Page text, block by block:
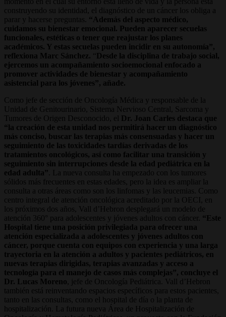
construyendo su identidad, el diagnóstico de un cáncer los obliga a
parar y hacerse preguntas. “Además del aspecto médico,
cuidamos su bienestar emocional. Pueden aparecer secuelas
funcionales, estéticas o tener que reajustar los planes
académicos. Y estas secuelas pueden incidir en su autonomía”,
reflexiona Marc Sánchez. “ Desde la disciplina de trabajo social,
ejercemos un acompañamiento socioemocional enfocado a
promover actividades de bienestar y acompañamiento
asistencial para los jóvenes”, añade.
Como jefe de sección de Oncología Médica y responsable de la
Unidad de Genitourinario, Sistema Nervioso Central, Sarcoma y
Tumores de Origen Desconocido, el
Dr. Joan Carles destaca que
“la creación de esta unidad nos permitirá hacer un diagnóstico
más conciso, buscar las terapias más consensuadas y hacer un
seguimiento de las toxicidades tardías derivadas de los
tratamientos oncológicos, así como facilitar una transición y
seguimiento sin interrupciones desde la edad pediátrica en la
edad adulta” . La nueva consulta ha empezado con los tumores
sólidos más frecuentes en estas edades, pero la idea es ampliar la
consulta a otras áreas como son los linfomas y las leucemias. Como
centro integral de atención oncológica acreditado por la OECI, en
los próximos dos años, Vall d’Hebron desplegará un modelo de
atención 360° para adolescentes y jóvenes adultos con cáncer. “Este
Hospital tiene una posición privilegiada para ofrecer una
atención especializada a adolescentes y jóvenes adultos con
cáncer, porque cuenta con equipos con experiencia y una larga
trayectoria en la atención a adultos y pacientes pediátricos, en
nuevas terapias dirigidas, terapias avanzadas y acceso a
tecnología para el manejo de casos más complejas”, concluye el
Dr. Lucas Moreno , jefe de Oncología Pediátrica. Vall d’Hebron
también está reinventando espacios específicos para estos pacientes,
tanto en las consultas, como el hospital de día o la planta de
hospitalización. La futura nueva Área de Hospitalización de